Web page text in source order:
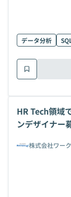
データ分析
HR Tech領域
ンデザイナー
株式会社ワー